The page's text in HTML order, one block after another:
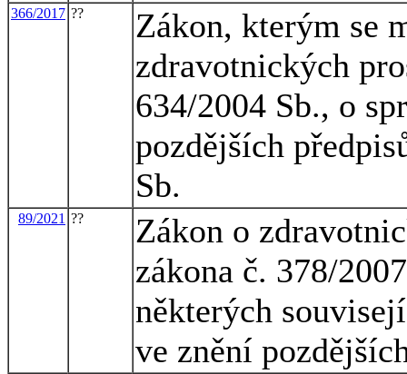
366/2017 ??
Zákon, kterým se
zdravotnických
634/2004 Sb., o
pozdějších
Sb.
89/2021 ??
Zákon o
zákona č. 378/
některých
ve znění